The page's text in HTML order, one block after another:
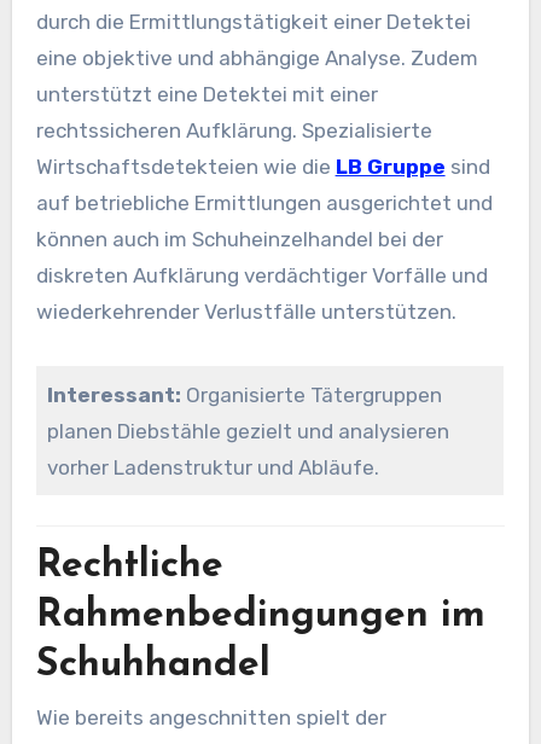
durch die Ermittlungstätigkeit einer Detektei
eine objektive und abhängige Analyse. Zudem
unterstützt eine Detektei mit einer
rechtssicheren Aufklärung. Spezialisierte
Wirtschaftsdetekteien wie die LB Gruppe sind
auf betriebliche Ermittlungen ausgerichtet und
können auch im Schuheinzelhandel bei der
diskreten Aufklärung verdächtiger Vorfälle und
wiederkehrender Verlustfälle unterstützen.
Interessant: Organisierte Tätergruppen
planen Diebstähle gezielt und analysieren
vorher Ladenstruktur und Abläufe.
Rechtliche
Rahmenbedingungen im
Schuhhandel
Wie bereits angeschnitten spielt der